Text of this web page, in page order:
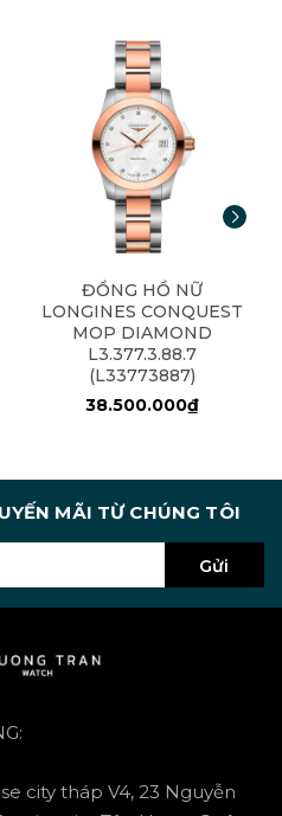
ĐỒNG HỒ NỮ
LONGINES CONQUEST
MOP DIAMOND
L3.377.3.88.7
(L33773887)
38.500.000₫
MÃI TỪ CHÚNG TÔI
Gửi
city tháp V4, 23 Nguyễn